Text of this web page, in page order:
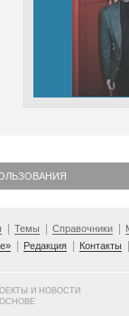
Темы Справочники
Редакция Контакты
И НОВОСТИ